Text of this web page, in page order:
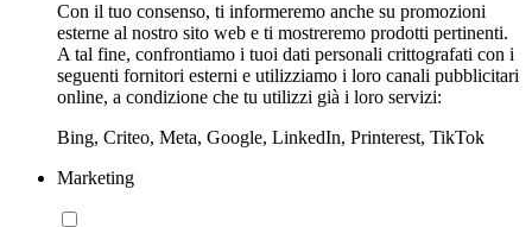
Con il tuo consenso, ti informeremo anche su promozioni
esterne al nostro sito web e ti mostreremo prodotti pertinenti.
A tal fine, confrontiamo i tuoi dati personali crittografati con i
seguenti fornitori esterni e utilizziamo i loro canali pubblicitari
online, a condizione che tu utilizzi già i loro servizi:
Bing, Criteo, Meta, Google, LinkedIn, Printerest, TikTok
Marketing